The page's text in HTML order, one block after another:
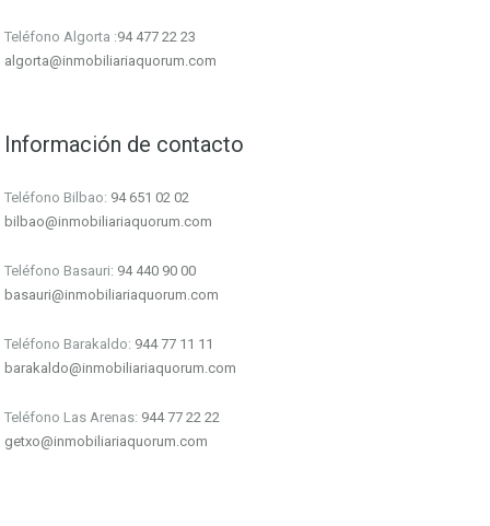
Teléfono Algorta :94 477 22 23
algorta@inmobiliariaquorum.com
Información de contacto
Teléfono Bilbao: 94 651 02 02
bilbao@inmobiliariaquorum.com
Teléfono Basauri: 94 440 90 00
basauri@inmobiliariaquorum.com
Teléfono Barakaldo: 944 77 11 11
barakaldo@inmobiliariaquorum.com
Teléfono Las Arenas: 944 77 22 22
getxo@inmobiliariaquorum.com